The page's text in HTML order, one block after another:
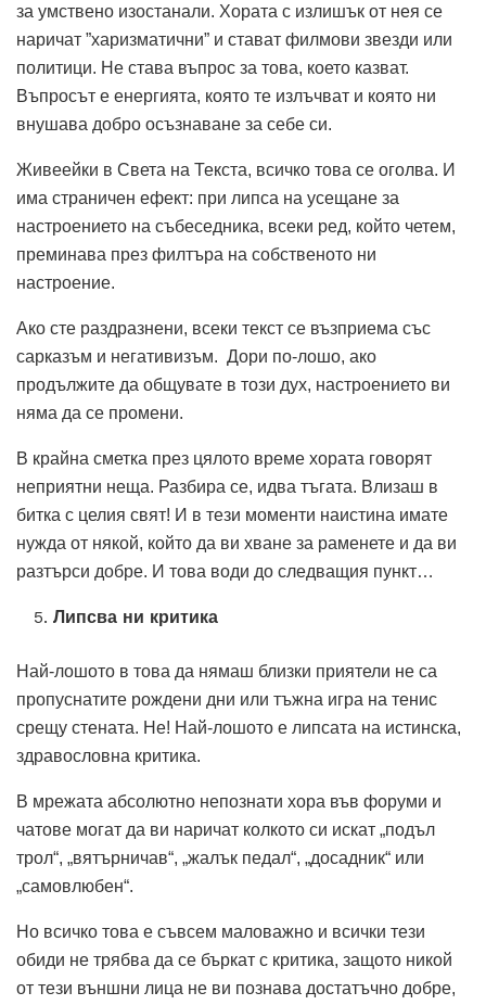
за умствено изостанали. Хората с излишък от нея се
наричат ​​”харизматични” и стават филмови звезди или
политици. Не става въпрос за това, което казват.
Въпросът е енергията, която те излъчват и която ни
внушава добро осъзнаване за себе си.
Живеейки в Света на Текста, всичко това се оголва. И
има страничен ефект: при липса на усещане за
настроението на събеседника, всеки ред, който четем,
преминава през филтъра на собственото ни
настроение.
Ако сте раздразнени, всеки текст се възприема със
сарказъм и негативизъм. Дори по-лошо, ако
продължите да общувате в този дух, настроението ви
няма да се промени.
В крайна сметка през цялото време хората говорят
неприятни неща. Разбира се, идва тъгата. Влизаш в
битка с целия свят! И в тези моменти наистина имате
нужда от някой, който да ви хване за раменете и да ви
разтърси добре. И това води до следващия пункт…
Липсва ни критика
Най-лошото в това да нямаш близки приятели не са
пропуснатите рождени дни или тъжна игра на тенис
срещу стената. Не! Най-лошото е липсата на истинска,
здравословна критика.
В мрежата абсолютно непознати хора във форуми и
чатове могат да ви наричат ​​колкото си искат „подъл
трол“, „вятърничав“, „жалък педал“, „досадник“ или
„самовлюбен“.
Но всичко това е съвсем маловажно и всички тези
обиди не трябва да се бъркат с критика, защото никой
от тези външни лица не ви познава достатъчно добре,